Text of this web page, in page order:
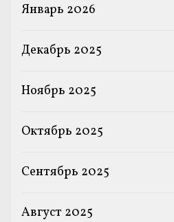
Январь 2026
Декабрь 2025
Ноябрь 2025
Октябрь 2025
Сентябрь 2025
Август 2025